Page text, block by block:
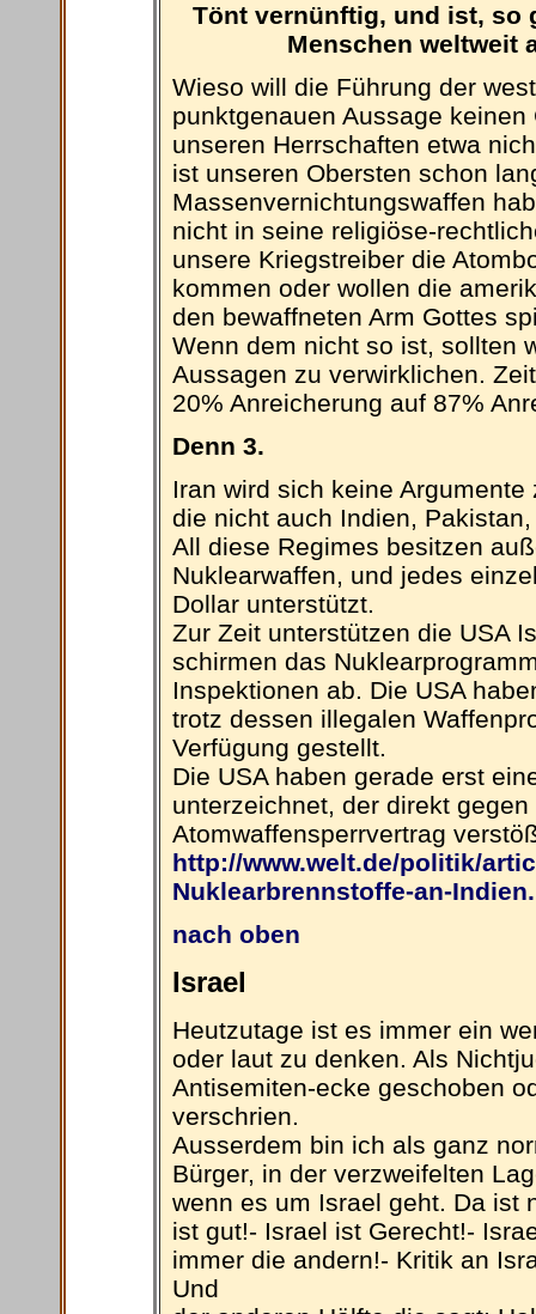
Tönt vernünftig, und ist, so
Menschen weltweit
Wieso will die Führung der
punktgenauen Aussage
unseren Herrschaften etwa
ist unseren Obersten schon
Massenvernichtungswaffen
nicht in seine religiöse-
unsere Kriegstreiber die
kommen oder wollen die
den bewaffneten Arm Gottes
Wenn dem nicht so ist, sollten
Aussagen zu verwirklichen.
20% Anreicherung auf 87%
Denn 3.
Iran wird sich keine
die nicht auch Indien,
All diese Regimes besitzen
Nuklearwaffen, und jedes
Dollar unterstützt.
Zur Zeit unterstützen die USA
schirmen das
Inspektionen ab. Die USA
trotz dessen illegalen
Verfügung gestellt.
Die USA haben gerade erst
unterzeichnet, der direkt
Atomwaffensperrvertrag
http://www.welt.de/politik/
Nuklearbrennstoffe-an-
nach oben
Israel
Heutzutage ist es immer ein
oder laut zu denken. Als
Antisemiten-ecke geschoben
verschrien.
Ausserdem bin ich als ganz
Bürger, in der verzweifelten
wenn es um Israel geht. Da ist
ist gut!- Israel ist Gerecht!-
immer die andern!- Kritik an
Und